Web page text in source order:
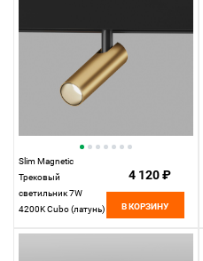
Slim Magnetic
Трековый
светильник 7W
4200K Cubo (латунь)
4 120 ₽
В КОРЗИНУ